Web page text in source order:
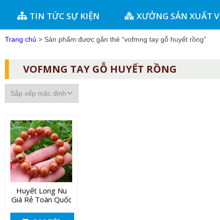
TIN TỨC SỰ KIỆN XƯỞNG SẢN XUẤT
Trang chủ > Sản phẩm được gắn thẻ “vofmng tay gỗ huyết rồng”
VOFMNG TAY GỖ HUYẾT RỒNG
Huyết Long Nu
Giá Rẻ Toàn Quốc